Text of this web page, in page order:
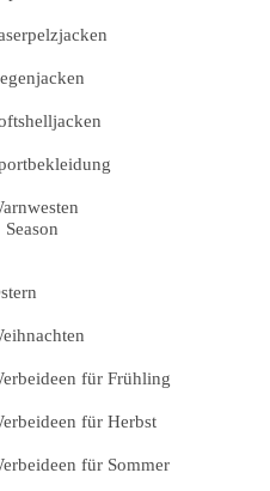
Season
für Frühling
für Herbst
für Sommer